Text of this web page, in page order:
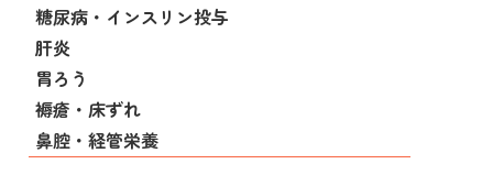
糖尿病・インスリン投与
肝炎
胃ろう
褥瘡・床ずれ
鼻腔・経管栄養